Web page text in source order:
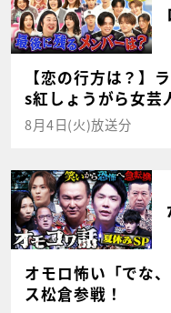
【恋の行方は？】
s紅しょうがら女芸
8月4日(火)放送分
オモロ怖い「でな
ス松倉参戦！